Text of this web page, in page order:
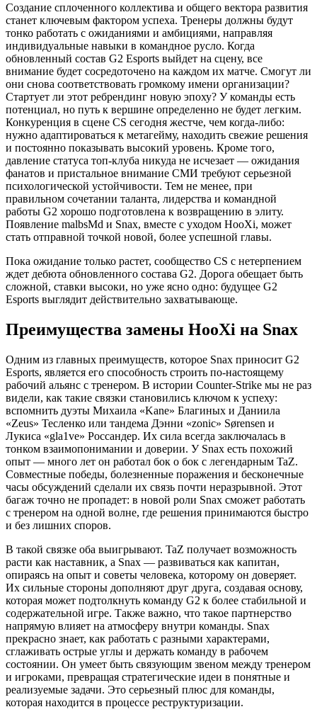
Создание сплоченного коллектива и общего вектора развития
станет ключевым фактором успеха. Тренеры должны будут
тонко работать с ожиданиями и амбициями, направляя
индивидуальные навыки в командное русло. Когда
обновленный состав G2 Esports выйдет на сцену, все
внимание будет сосредоточено на каждом их матче. Смогут ли
они снова соответствовать громкому имени организации?
Стартует ли этот ребрендинг новую эпоху? У команды есть
потенциал, но путь к вершине определенно не будет легким.
Конкуренция в сцене CS сегодня жестче, чем когда-либо:
нужно адаптироваться к метагейму, находить свежие решения
и постоянно показывать высокий уровень. Кроме того,
давление статуса топ-клуба никуда не исчезает — ожидания
фанатов и пристальное внимание СМИ требуют серьезной
психологической устойчивости. Тем не менее, при
правильном сочетании таланта, лидерства и командной
работы G2 хорошо подготовлена к возвращению в элиту.
Появление malbsMd и Snax, вместе с уходом HooXi, может
стать отправной точкой новой, более успешной главы.
Пока ожидание только растет, сообщество CS с нетерпением
ждет дебюта обновленного состава G2. Дорога обещает быть
сложной, ставки высоки, но уже ясно одно: будущее G2
Esports выглядит действительно захватывающе.
Преимущества замены HooXi на Snax
Одним из главных преимуществ, которое Snax приносит G2
Esports, является его способность строить по-настоящему
рабочий альянс с тренером. В истории Counter-Strike мы не раз
видели, как такие связки становились ключом к успеху:
вспомнить дуэты Михаила «Kane» Благиных и Даниила
«Zeus» Тесленко или тандема Дэнни «zonic» Sørensen и
Лукиса «gla1ve» Россандер. Их сила всегда заключалась в
тонком взаимопонимании и доверии. У Snax есть похожий
опыт — много лет он работал бок о бок с легендарным TaZ.
Совместные победы, болезненные поражения и бесконечные
часы обсуждений сделали их связь почти неразрывной. Этот
багаж точно не пропадет: в новой роли Snax сможет работать
с тренером на одной волне, где решения принимаются быстро
и без лишних споров.
В такой связке оба выигрывают. TaZ получает возможность
расти как наставник, а Snax — развиваться как капитан,
опираясь на опыт и советы человека, которому он доверяет.
Их сильные стороны дополняют друг друга, создавая основу,
которая может подтолкнуть команду G2 к более стабильной и
содержательной игре. Также важно, что такое партнерство
напрямую влияет на атмосферу внутри команды. Snax
прекрасно знает, как работать с разными характерами,
сглаживать острые углы и держать команду в рабочем
состоянии. Он умеет быть связующим звеном между тренером
и игроками, превращая стратегические идеи в понятные и
реализуемые задачи. Это серьезный плюс для команды,
которая находится в процессе реструктуризации.